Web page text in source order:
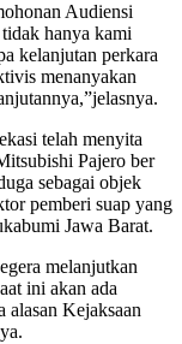
Audiensi
hanya kami
kelanjutan perkara
menanyakan
telah menyita
Pajero ber
sebagai objek
pemberi suap yang
Jawa Barat.
melanjutkan
ini akan ada
alasan Kejaksaan